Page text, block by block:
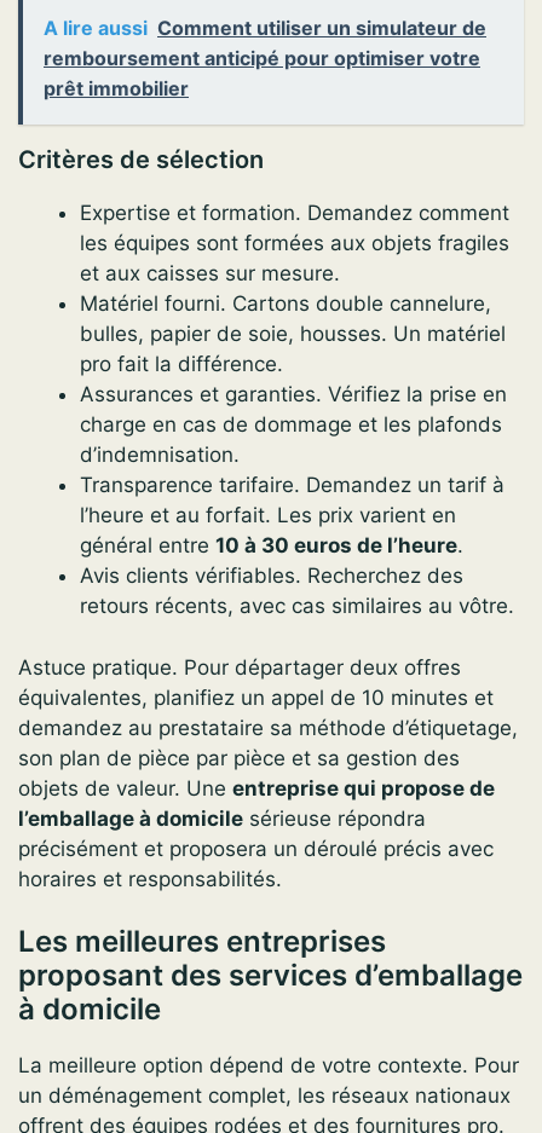
A lire aussi Comment utiliser un simulateur de
remboursement anticipé pour optimiser votre
prêt immobilier
Critères de sélection
Expertise et formation. Demandez comment
les équipes sont formées aux objets fragiles
et aux caisses sur mesure.
Matériel fourni. Cartons double cannelure,
bulles, papier de soie, housses. Un matériel
pro fait la différence.
Assurances et garanties. Vérifiez la prise en
charge en cas de dommage et les plafonds
d’indemnisation.
Transparence tarifaire. Demandez un tarif à
l’heure et au forfait. Les prix varient en
général entre 10 à 30 euros de l’heure.
Avis clients vérifiables. Recherchez des
retours récents, avec cas similaires au vôtre.
Astuce pratique. Pour départager deux offres
équivalentes, planifiez un appel de 10 minutes et
demandez au prestataire sa méthode d’étiquetage,
son plan de pièce par pièce et sa gestion des
objets de valeur. Une entreprise qui propose de
l’emballage à domicile sérieuse répondra
précisément et proposera un déroulé précis avec
horaires et responsabilités.
Les meilleures entreprises
proposant des services d’emballage
à domicile
La meilleure option dépend de votre contexte. Pour
un déménagement complet, les réseaux nationaux
offrent des équipes rodées et des fournitures pro.